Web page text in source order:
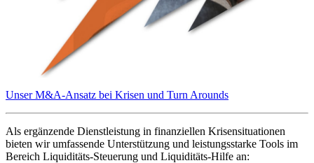
Unser M&A-Ansatz bei Krisen und Turn Arounds
Als ergänzende Dienstleistung in finanziellen Krisensituationen
bieten wir umfassende Unterstützung und leistungsstarke Tools im
Bereich Liquiditäts-Steuerung und Liquiditäts-Hilfe an: